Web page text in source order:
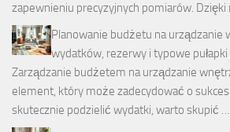
zapewnieniu precyzyjnych pomiarów.
Planowanie budżetu na urządzanie
wydatków, rezerwy i typowe
Zarządzanie budżetem na urządzanie
element, który może zadecydować o
skutecznie podzielić wydatki, warto skupić …